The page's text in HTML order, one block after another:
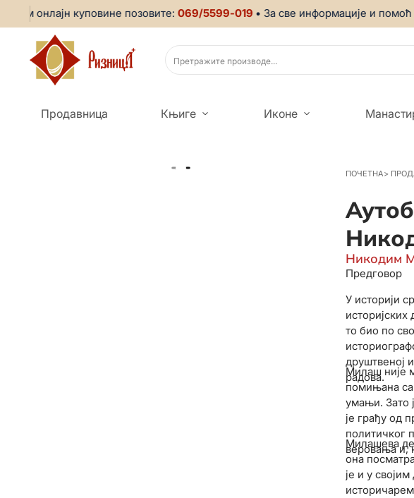
куповине позовите:069/5599-019• За све информације и помоћ
Продавница Књиге Иконе
ПОЧЕТНА>
Никодим
Предговор
У историји
то био по
друштвеној
радова.
Милаш није
помињана
умањи. Зато
је грађу од
политичког
веровања и,
Милашева
она
је и у